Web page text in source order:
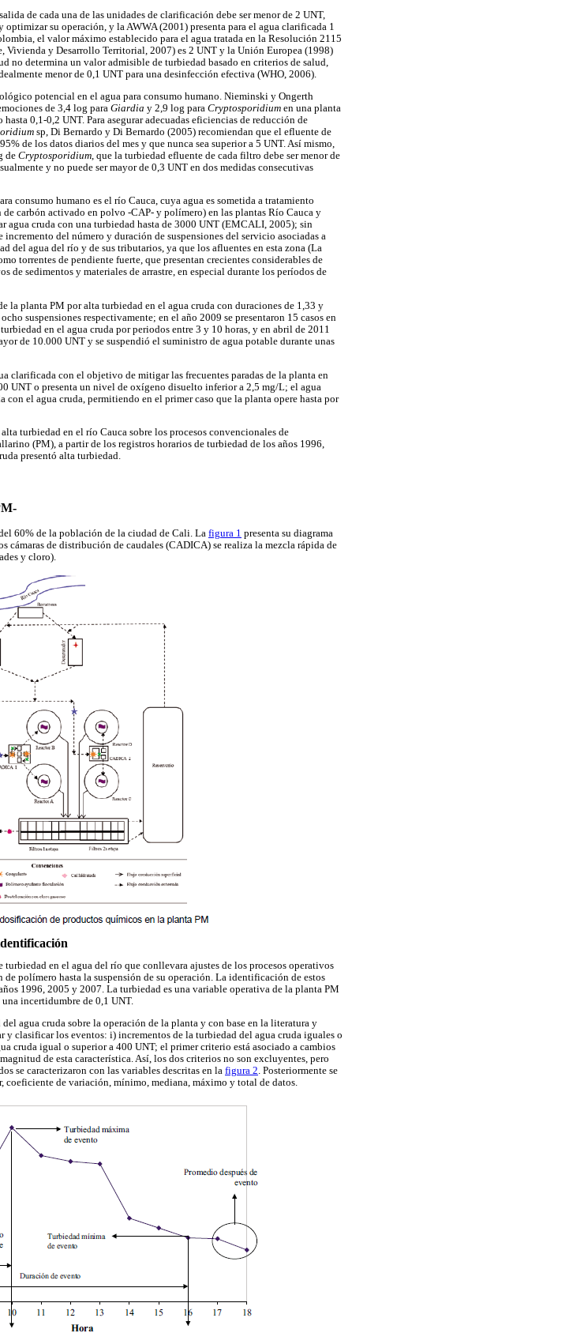
de cada una de las unidades de clarificación debe ser menor de 2 UNT,
su operación, y la AWWA (2001) presenta para el agua clarificada 1
el valor máximo establecido para el agua tratada en la Resolución 2115
y Desarrollo Territorial, 2007) es 2 UNT y la Unión Europea (1998)
no determina un valor admisible de turbiedad basado en criterios de salud,
menor de 0,1 UNT para una desinfección efectiva (WHO, 2006).
potencial en el agua para consumo humano. Nieminski y Ongerth
de 3,4 log para Giardia y 2,9 log para Cryptosporidium en una planta
0,1-0,2 UNT. Para asegurar adecuadas eficiencias de reducción de
sp, Di Bernardo y Di Bernardo (2005) recomiendan que el efluente de
de los datos diarios del mes y que nunca sea superior a 5 UNT. Así mismo,
de Cryptosporidium , que la turbiedad efluente de cada filtro debe ser menor de
y no puede ser mayor de 0,3 UNT en dos medidas consecutivas
consumo humano es el río Cauca, cuya agua es sometida a tratamiento
carbón activado en polvo -CAP- y polímero) en las plantas Río Cauca y
agua cruda con una turbiedad hasta de 3000 UNT (EMCALI, 2005); sin
del número y duración de suspensiones del servicio asociadas a
del agua del río y de sus tributarios, ya que los afluentes en esta zona (La
torrentes de pendiente fuerte, que presentan crecientes considerables de
sedimentos y materiales de arrastre, en especial durante los períodos de
la planta PM por alta turbiedad en el agua cruda con duraciones de 1,33 y
suspensiones respectivamente; en el año 2009 se presentaron 15 casos en
en el agua cruda por periodos entre 3 y 10 horas, y en abril de 2011
de 10.000 UNT y se suspendió el suministro de agua potable durante unas
clarificada con el objetivo de mitigar las frecuentes paradas de la planta en
UNT o presenta un nivel de oxígeno disuelto inferior a 2,5 mg/L; el agua
con el agua cruda, permitiendo en el primer caso que la planta opere hasta por
turbiedad en el río Cauca sobre los procesos convencionales de
(PM), a partir de los registros horarios de turbiedad de los años 1996,
presentó alta turbiedad.
60% de la población de la ciudad de Cali. La figura 1 presenta su diagrama
cámaras de distribución de caudales (CADICA) se realiza la mezcla rápida de
y cloro).
en el agua del río que conllevara ajustes de los procesos operativos
polímero hasta la suspensión de su operación. La identificación de estos
1996, 2005 y 2007. La turbiedad es una variable operativa de la planta PM
incertidumbre de 0,1 UNT.
agua cruda sobre la operación de la planta y con base en la literatura y
clasificar los eventos: i) incrementos de la turbiedad del agua cruda iguales o
cruda igual o superior a 400 UNT; el primer criterio está asociado a cambios
de esta característica. Así, los dos criterios no son excluyentes, pero
se caracterizaron con las variables descritas en la figura 2. Posteriormente se
de variación, mínimo, mediana, máximo y total de datos.